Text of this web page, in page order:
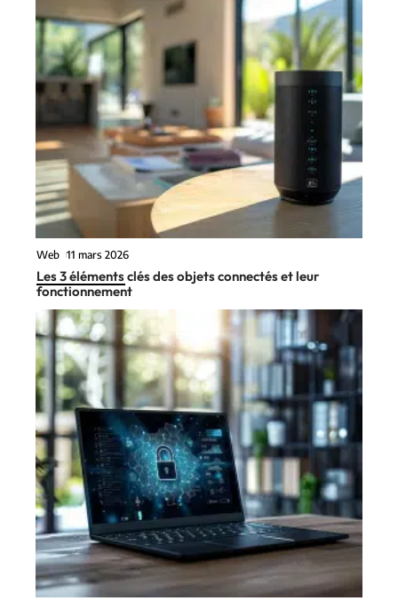
Web 11 mars 2026
Les 3 éléments clés des objets connectés et leur
fonctionnement